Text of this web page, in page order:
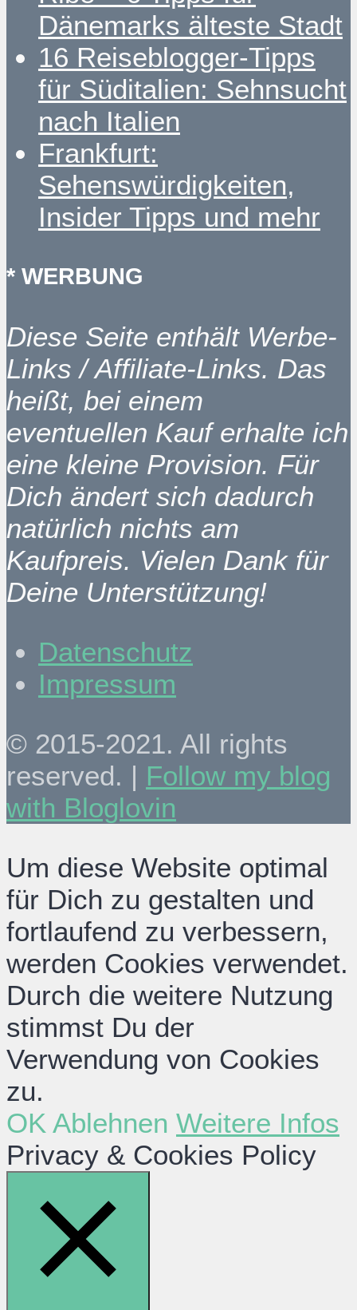
Dänemarks älteste Stadt
16 Reiseblogger-Tipps
für Süditalien: Sehnsucht
nach Italien
Frankfurt:
Sehenswürdigkeiten,
Insider Tipps und mehr
* WERBUNG
Diese Seite enthält Werbe-
Links / Affiliate-Links. Das
heißt, bei einem
eventuellen Kauf erhalte ich
eine kleine Provision. Für
Dich ändert sich dadurch
natürlich nichts am
Kaufpreis. Vielen Dank für
Deine Unterstützung!
Datenschutz
Impressum
© 2015-2021. All rights
reserved. | Follow my blog
with Bloglovin
Um diese Website optimal
für Dich zu gestalten und
fortlaufend zu verbessern,
werden Cookies verwendet.
Durch die weitere Nutzung
stimmst Du der
Verwendung von Cookies
zu.
OK Ablehnen Weitere Infos
Privacy & Cookies Policy